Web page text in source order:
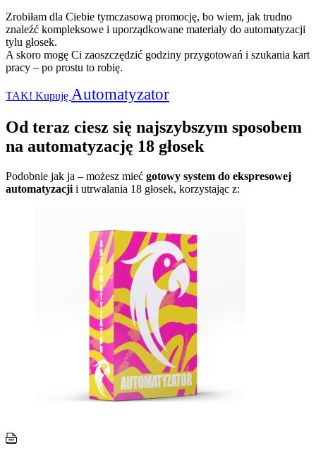
Zrobiłam dla Ciebie tymczasową promocję, bo wiem, jak trudno
znaleźć kompleksowe i uporządkowane materiały do automatyzacji
tylu głosek.
A skoro mogę Ci zaoszczędzić godziny przygotowań i szukania kart
pracy – po prostu to robię.
TAK! Kupuję Automatyzator
Od teraz ciesz się najszybszym sposobem
na automatyzację 18 głosek
Podobnie jak ja – możesz mieć gotowy system do ekspresowej
automatyzacji i utrwalania 18 głosek, korzystając z: